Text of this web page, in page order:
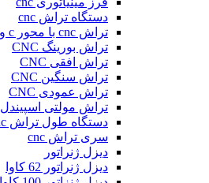
دستگاه تراش cnc
تراش cnc با محور c و y
تراش بورینگ CNC
تراش افقی CNC
تراش سنگین CNC
تراش عمودی CNC
تراش مولتی اسپیندل
دستگاه طول تراش cnc
سری تراش cnc
دیزل ژنراتور
دیزل ژنراتور 62 کاوا